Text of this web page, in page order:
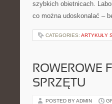
szybkich obietnicach.
co można udoskonalać –
CATEGORIES: ARTYKUŁY
ROWEROWE
SPRZĘTU
POSTED BY ADMIN